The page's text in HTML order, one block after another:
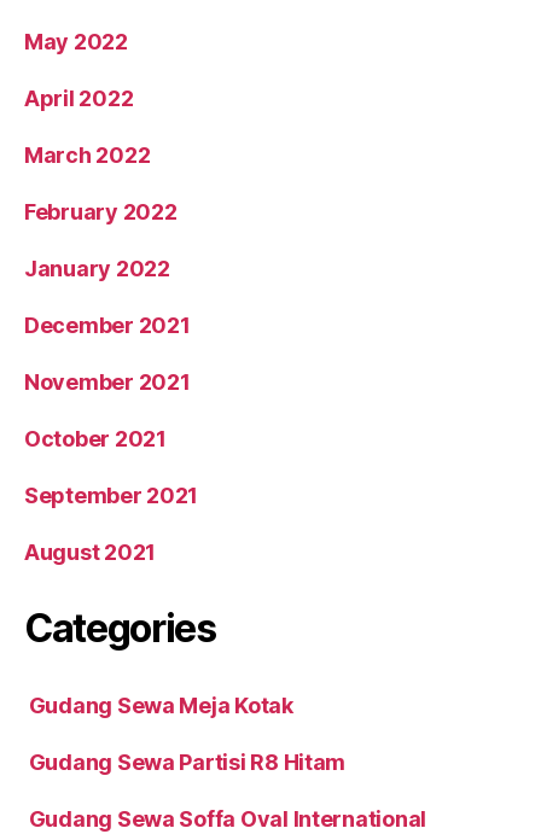
May 2022
April 2022
March 2022
February 2022
January 2022
December 2021
November 2021
October 2021
September 2021
August 2021
Categories
Gudang Sewa Meja Kotak
Gudang Sewa Partisi R8 Hitam
Gudang Sewa Soffa Oval International